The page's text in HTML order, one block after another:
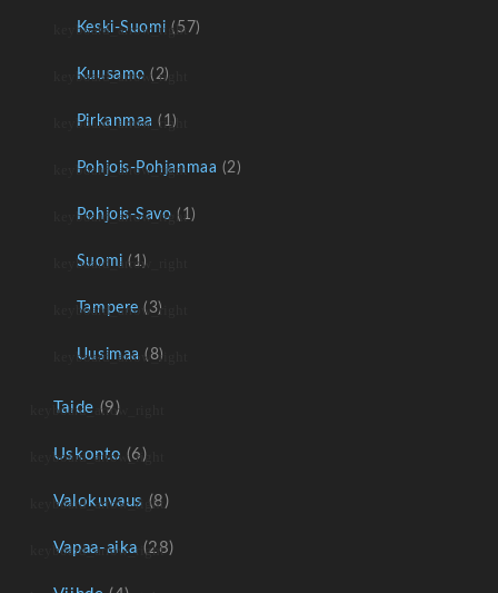
Keski-Suomi (57)
Kuusamo (2)
Pirkanmaa (1)
Pohjois-Pohjanmaa (2)
Pohjois-Savo (1)
Suomi (1)
Tampere (3)
Uusimaa (8)
Taide (9)
Uskonto (6)
Valokuvaus (8)
Vapaa-aika (28)